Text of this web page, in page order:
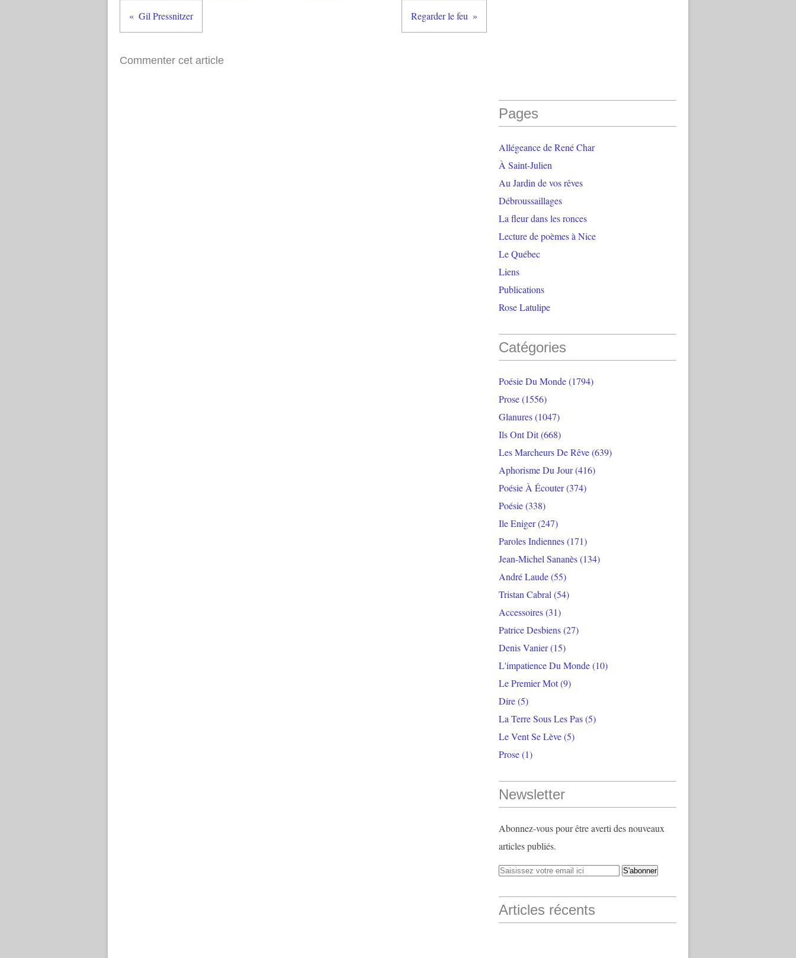
Gil Pressnitzer Regarder le feu
Commenter cet article
Pages
Allégeance de René Char
À Saint-Julien
Au Jardin de vos rêves
Débroussaillages
La fleur dans les ronces
Lecture de poèmes à Nice
Le Québec
Liens
Publications
Rose Latulipe
Catégories
Poésie Du Monde(1794)
Prose(1556)
Glanures(1047)
Ils Ont Dit(668)
Les Marcheurs De Rêve(639)
Aphorisme Du Jour(416)
Poésie À Écouter(374)
Poésie(338)
Ile Eniger(247)
Paroles Indiennes(171)
Jean-Michel Sananès(134)
André Laude(55)
Tristan Cabral (54)
Accessoires(31)
Patrice Desbiens(27)
Denis Vanier(15)
L'impatience Du Monde(10)
Le Premier Mot(9)
Dire(5)
La Terre Sous Les Pas(5)
Le Vent Se Lève(5)
Prose(1)
Newsletter
Abonnez-vous pour être averti des nouveaux
articles publiés.
Articles récents